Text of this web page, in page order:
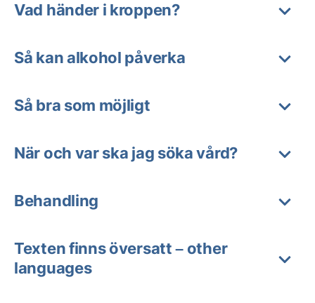
Vad händer i kroppen?
Så kan alkohol påverka
Så bra som möjligt
När och var ska jag söka vård?
Behandling
Texten finns översatt – other
languages